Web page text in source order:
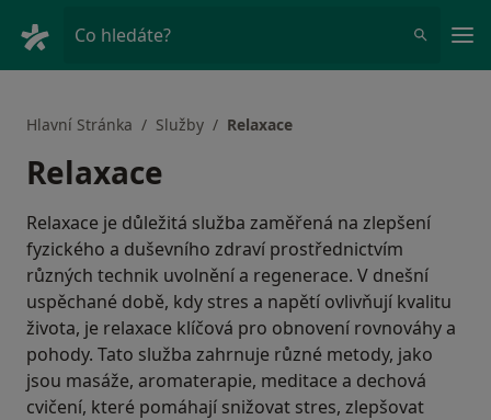
Co hledáte?
Hlavní Stránka Služby Relaxace
Relaxace
Relaxace je důležitá služba zaměřená na zlepšení
fyzického a duševního zdraví prostřednictvím
různých technik uvolnění a regenerace. V dnešní
uspěchané době, kdy stres a napětí ovlivňují kvalitu
života, je relaxace klíčová pro obnovení rovnováhy a
pohody. Tato služba zahrnuje různé metody, jako
jsou masáže, aromaterapie, meditace a dechová
cvičení, které pomáhají snižovat stres, zlepšovat